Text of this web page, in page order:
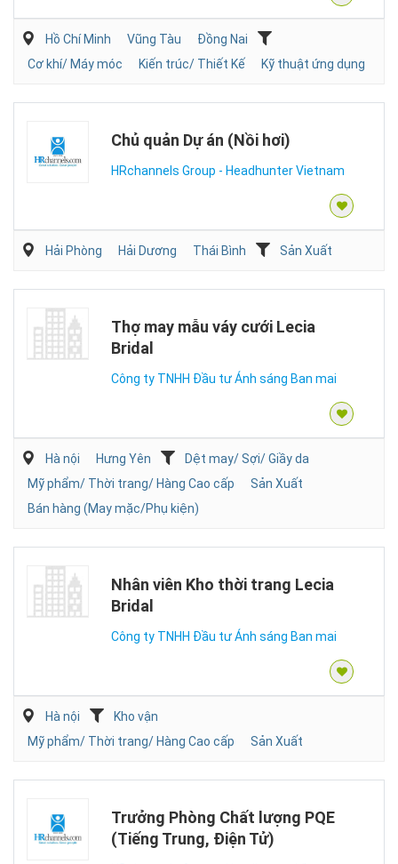
Hồ Chí Minh Vũng Tàu
Đồng Nai
Cơ khí/ Máy móc
Kiến trúc/ Thiết Kế Kỹ thuật ứng dụng
Chủ quản Dự án (Nồi hơi)
HRchannels Group - Headhunter Vietnam
Hải Phòng Hải Dương Thái Bình Sản Xuất
Thợ may mẫu váy cưới Lecia
Bridal
Công ty TNHH Đầu tư Ánh sáng Ban mai
Hà nội Hưng Yên
Dệt may/ Sợi/ Giầy da
Mỹ phẩm/ Thời trang/ Hàng Cao cấp
Sản Xuất
Bán hàng (May mặc/Phụ kiện)
Nhân viên Kho thời trang Lecia
Bridal
Công ty TNHH Đầu tư Ánh sáng Ban mai
Hà nội
Kho vận
Mỹ phẩm/ Thời trang/ Hàng Cao cấp
Sản Xuất
Trưởng Phòng Chất lượng PQE
(Tiếng Trung, Điện Tử)